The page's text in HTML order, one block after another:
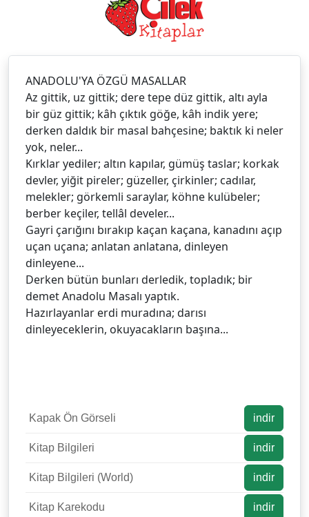
ANADOLU'YA ÖZGÜ MASALLAR
Az gittik, uz gittik; dere tepe düz gittik, altı ayla
bir güz gittik; kâh çıktık göğe, kâh indik yere;
derken daldık bir masal bahçesine; baktık ki neler
yok, neler...
Kırklar yediler; altın kapılar, gümüş taslar; korkak
devler, yiğit pireler; güzeller, çirkinler; cadılar,
melekler; görkemli saraylar, köhne kulübeler;
berber keçiler, tellâl develer...
Gayri çarığını bırakıp kaçan kaçana, kanadını açıp
uçan uçana; anlatan anlatana, dinleyen
dinleyene...
Derken bütün bunları derledik, topladık; bir
demet Anadolu Masalı yaptık.
Hazırlayanlar erdi muradına; darısı
dinleyeceklerin, okuyacakların başına...
Kapak Ön Görseli indir
Kitap Bilgileri indir
Kitap Bilgileri (World) indir
Kitap Karekodu indir